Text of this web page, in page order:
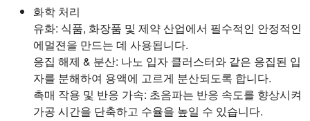
화학 처리
유화: 식품, 화장품 및 제약 산업에서 필수적인 안정적인
에멀젼을 만드는 데 사용됩니다.
응집 해제 & 분산: 나노 입자 클러스터와 같은 응집된 입
자를 분해하여 용액에 고르게 분산되도록 합니다.
촉매 작용 및 반응 가속: 초음파는 반응 속도를 향상시켜
가공 시간을 단축하고 수율을 높일 수 있습니다.